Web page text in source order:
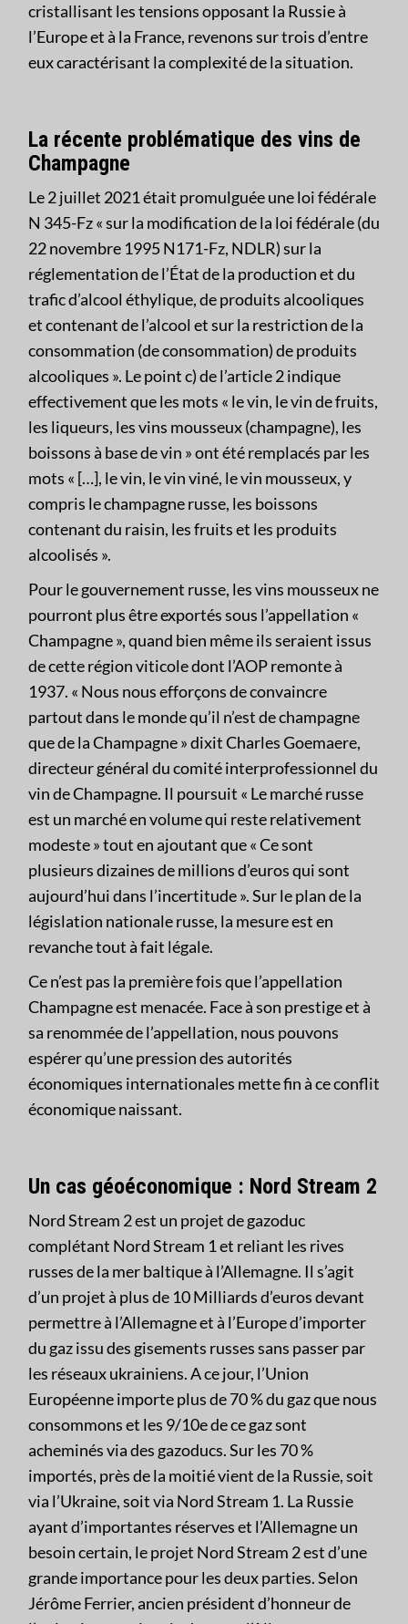
cristallisant les tensions opposant la Russie à
l’Europe et à la France, revenons sur trois d’entre
eux caractérisant la complexité de la situation.
La récente problématique des vins de
Champagne
Le 2 juillet 2021 était promulguée une loi fédérale
N 345-Fz « sur la modification de la loi fédérale (du
22 novembre 1995 N171-Fz, NDLR) sur la
réglementation de l’État de la production et du
trafic d’alcool éthylique, de produits alcooliques
et contenant de l’alcool et sur la restriction de la
consommation (de consommation) de produits
alcooliques ». Le point c) de l’article 2 indique
effectivement que les mots « le vin, le vin de fruits,
les liqueurs, les vins mousseux (champagne), les
boissons à base de vin » ont été remplacés par les
mots « […], le vin, le vin viné, le vin mousseux, y
compris le champagne russe, les boissons
contenant du raisin, les fruits et les produits
alcoolisés ».
Pour le gouvernement russe, les vins mousseux ne
pourront plus être exportés sous l’appellation «
Champagne », quand bien même ils seraient issus
de cette région viticole dont l’AOP remonte à
1937. « Nous nous efforçons de convaincre
partout dans le monde qu’il n’est de champagne
que de la Champagne » dixit Charles Goemaere,
directeur général du comité interprofessionnel du
vin de Champagne. Il poursuit « Le marché russe
est un marché en volume qui reste relativement
modeste » tout en ajoutant que « Ce sont
plusieurs dizaines de millions d’euros qui sont
aujourd’hui dans l’incertitude ». Sur le plan de la
législation nationale russe, la mesure est en
revanche tout à fait légale.
Ce n’est pas la première fois que l’appellation
Champagne est menacée. Face à son prestige et à
sa renommée de l’appellation, nous pouvons
espérer qu’une pression des autorités
économiques internationales mette fin à ce conflit
économique naissant.
Un cas géoéconomique : Nord Stream 2
Nord Stream 2 est un projet de gazoduc
complétant Nord Stream 1 et reliant les rives
russes de la mer baltique à l’Allemagne. Il s’agit
d’un projet à plus de 10 Milliards d’euros devant
permettre à l’Allemagne et à l’Europe d’importer
du gaz issu des gisements russes sans passer par
les réseaux ukrainiens. A ce jour, l’Union
Européenne importe plus de 70 % du gaz que nous
consommons et les 9/10e de ce gaz sont
acheminés via des gazoducs. Sur les 70 %
importés, près de la moitié vient de la Russie, soit
via l’Ukraine, soit via Nord Stream 1. La Russie
ayant d’importantes réserves et l’Allemagne un
besoin certain, le projet Nord Stream 2 est d’une
grande importance pour les deux parties. Selon
Jérôme Ferrier, ancien président d’honneur de